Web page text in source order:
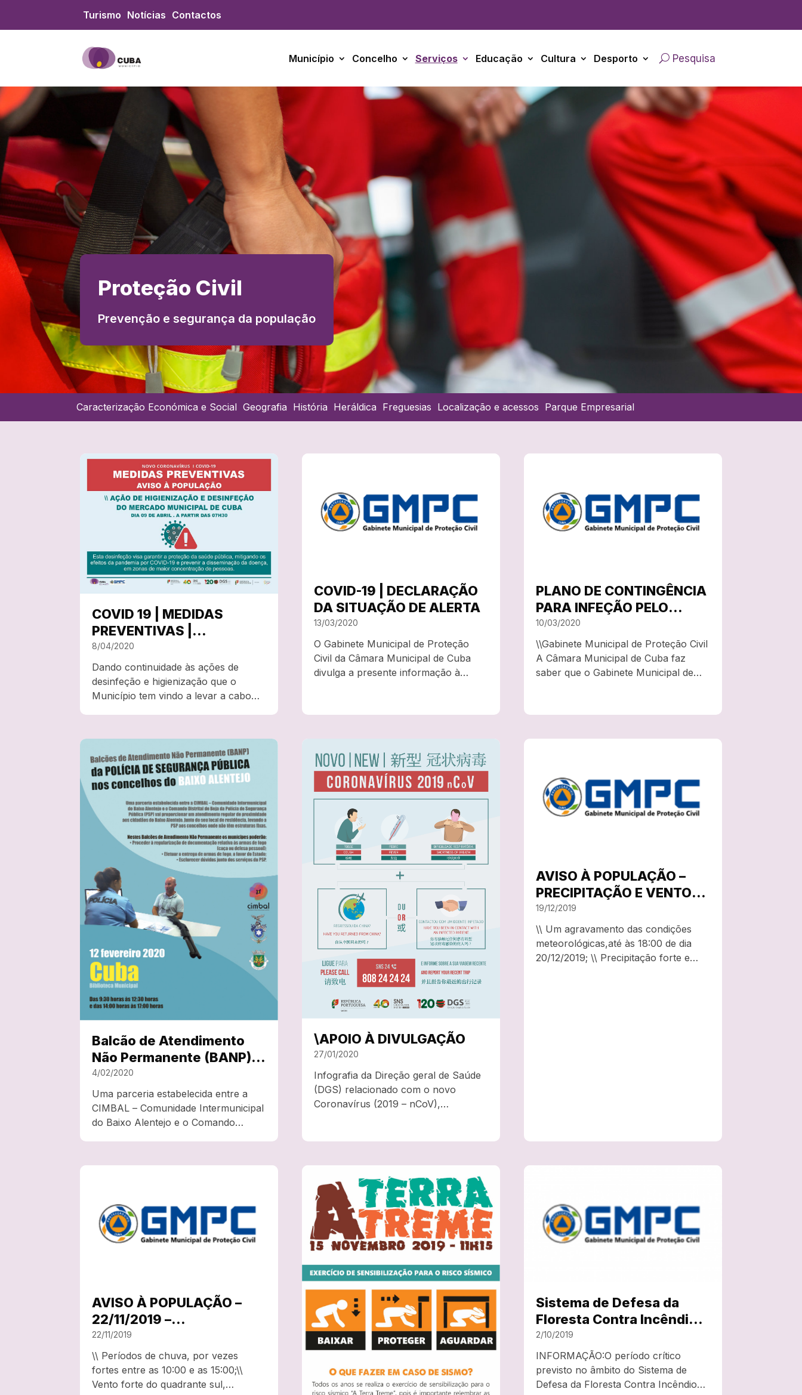
Turismo Notícias Contactos
Município Concelho Serviços Educação Cultura Desporto Pesquisa
Proteção Civil
Prevenção e segurança da população
Caracterização Económica e Social Geografia História Heráldica Freguesias Localização e acessos Parque Empresarial
COVID 19 | MEDIDAS
PREVENTIVAS |
DESINFEÇÃO E
HIGIENIZAÇÃO DO
MERCADO MUNICIPAL DE
CUBA
8/04/2020
Dando continuidade às ações de
desinfeção e higienização que o
Município tem vindo a levar a cabo
vai proceder-se à aplicação de
desinfetante (Manusystems, OX-
ÁGUA 2a GERAÇÃO) no Mercado…
COVID-19 | DECLARAÇÃO
DA SITUAÇÃO DE ALERTA
13/03/2020
O Gabinete Municipal de Proteção
Civil da Câmara Municipal de Cuba
divulga a presente informação à
30 de janeiro de 2020, declarou a
PLANO DE CONTINGÊNCIA
PARA INFEÇÃO PELO
NOVO CORONAVÍRUS
SARS-CVV-22 (COVID-19)
10/03/2020
\\Gabinete Municipal de Proteção Civil
A Câmara Municipal de Cuba faz
saber que o Gabinete Municipal de
documento, elaborado com base na
Balcão de Atendimento
Não Permanente (BANP)
da PSP vai estar em Cuba
no próximo dia 12 de
fevereiro
4/02/2020
Uma parceria estabelecida entre a
CIMBAL – Comunidade Intermunicipal
do Baixo Alentejo e o Comando
proporcionar um atendimento regular
\APOIO À DIVULGAÇÃO
27/01/2020
Infografia da Direção geral de Saúde
(DGS) relacionado com o novo
Coronavírus (2019 – nCoV),
AVISO À POPULAÇÃO –
PRECIPITAÇÃO E VENTO
FORTE – ATUALIZAÇÃO
19/12/2019
\\ Um agravamento das condições
meteorológicas,até às 18:00 de dia
20/12/2019; \\ Precipitação forte e
AVISO À POPULAÇÃO –
22/11/2019 –
PRECIPITAÇÃO E VENTO
22/11/2019
\\ Períodos de chuva, por vezes
fortes entre as 10:00 e as 15:00;\\
Vento forte do quadrante sul,
Sistema de Defesa da
Floresta Contra Incêndios
prorrogado até 10 de
outubro
2/10/2019
INFORMAÇÃO:O período crítico
previsto no âmbito do Sistema de
Defesa da Floresta Contra Incêndios